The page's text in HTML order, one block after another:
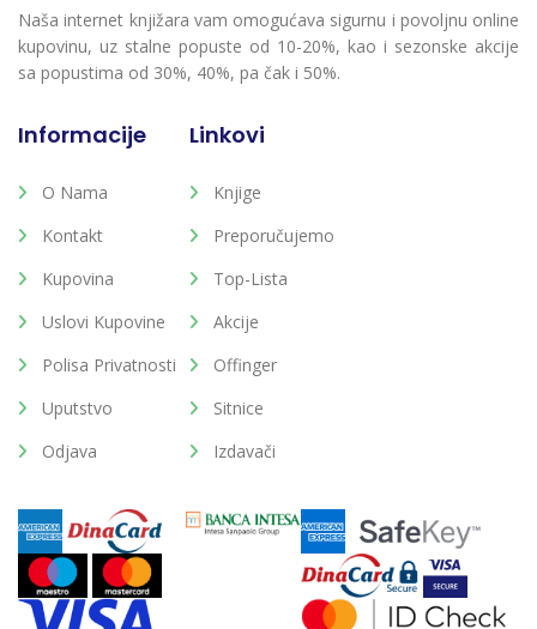
Naša internet knjižara vam omogućava sigurnu i povoljnu online
kupovinu, uz stalne popuste od 10-20%, kao i sezonske akcije
sa popustima od 30%, 40%, pa čak i 50%.
Informacije
O Nama
Kontakt
Kupovina
Uslovi Kupovine
Polisa Privatnosti
Uputstvo
Odjava
Linkovi
Knjige
Preporučujemo
Top-Lista
Akcije
Offinger
Sitnice
Izdavači